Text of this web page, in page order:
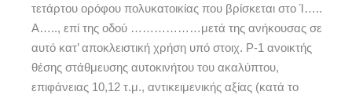
τετάρτου ορόφου πολυκατοικίας που βρίσκεται στο Ί…..
Α….., επί της οδού ………………μετά της ανήκουσας σε
αυτό κατ’ αποκλειστική χρήση υπό στοιχ. P-1 ανοικτής
θέσης στάθμευσης αυτοκινήτου του ακαλύπτου,
επιφάνειας 10,12 τ.μ., αντικειμενικής αξίας (κατά το